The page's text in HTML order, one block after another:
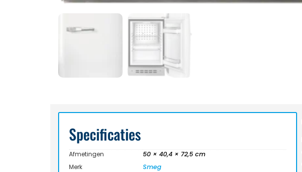
Specificaties
Afmetingen
50 × 40,4 × 72,5 cm
Merk
Smeg